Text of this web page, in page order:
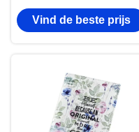
Patroonreis van de
Douanelogo black Pu
Vind de beste prijs